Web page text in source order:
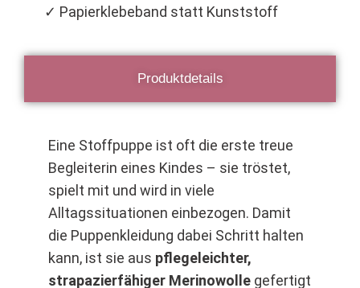
✓ Papierklebeband statt Kunststoff
Produktdetails
Eine Stoffpuppe ist oft die erste treue
Begleiterin eines Kindes – sie tröstet,
spielt mit und wird in viele
Alltagssituationen einbezogen. Damit
die Puppenkleidung dabei Schritt halten
kann, ist sie aus pflegeleichter,
strapazierfähiger Merinowolle gefertigt